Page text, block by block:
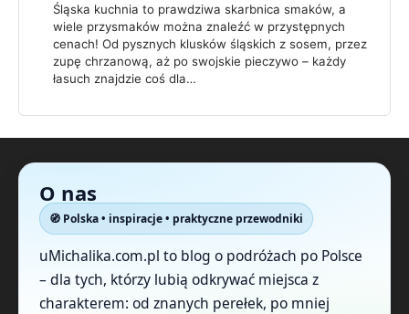
Śląska kuchnia to prawdziwa skarbnica smaków, a
wiele przysmaków można znaleźć w przystępnych
cenach! Od pysznych klusków śląskich z sosem, przez
zupę chrzanową, aż po swojskie pieczywo – każdy
łasuch znajdzie coś dla…
O nas
🧭 Polska • inspiracje • praktyczne przewodniki
uMichalika.com.pl to blog o podróżach po Polsce
– dla tych, którzy lubią odkrywać miejsca z
charakterem: od znanych perełek, po mniej